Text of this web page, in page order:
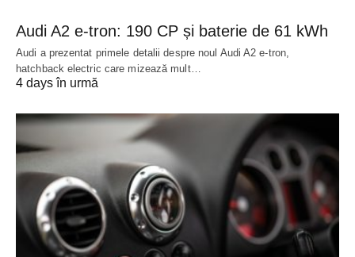
Audi A2 e-tron: 190 CP și baterie de 61 kWh
Audi a prezentat primele detalii despre noul Audi A2 e-tron,
hatchback electric care mizează mult…
4 days în urmă